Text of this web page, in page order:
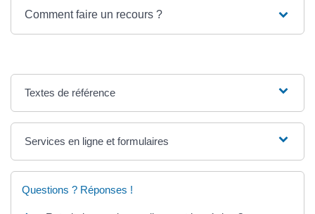
Comment faire un recours ?
Textes de référence
Services en ligne et formulaires
Questions ? Réponses !